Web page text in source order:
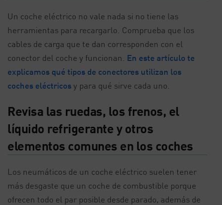
Un coche eléctrico no vale nada si no tiene las
herramientas para recargarlo. Comprueba que los
cables de carga que te dan corresponden con el
conector del coche y funcionan. En este artículo te
explicamos qué tipos de conectores utilizan los
coches eléctricosy para qué sirve cada uno.
Revisa las ruedas, los frenos, el
líquido refrigerante y otros
elementos comunes en los coches
Los neumáticos de un coche eléctrico suelen tener
más desgaste que un coche de combustible porque
ofrecen todo el par posible desde parado, además de